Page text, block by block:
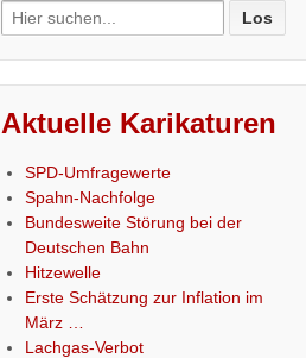
Search
for:
Aktuelle Karikaturen
SPD-Umfragewerte
Spahn-Nachfolge
Bundesweite Störung bei der
Deutschen Bahn
Hitzewelle
Erste Schätzung zur Inflation im
März …
Lachgas-Verbot